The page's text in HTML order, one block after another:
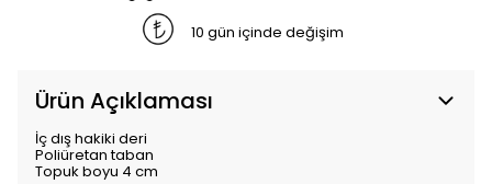
10 gün içinde değişim
Ürün Açıklaması
İç dış hakiki deri
Poliüretan taban
Topuk boyu 4 cm